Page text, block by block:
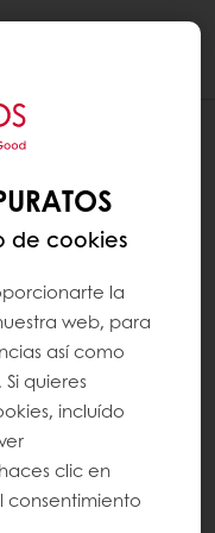
EL PAN
trigo integral y
en la forma en
trigo. El pan
integral, que
diferentes
(el salvado
el germen
de cookies
la
web, para
así como
quieres
incluído
clic en
consentimiento